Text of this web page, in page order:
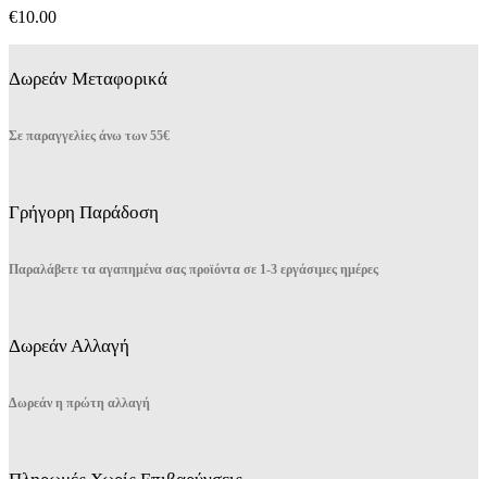
σελίδα
€10.00
Δωρεάν Μεταφορικά
Σε παραγγελίες άνω των 55€
Γρήγορη Παράδοση
Παραλάβετε τα αγαπημένα σας προϊόντα σε 1-3 εργάσιμες ημέρες
Δωρεάν Αλλαγή
Δωρεάν η πρώτη αλλαγή